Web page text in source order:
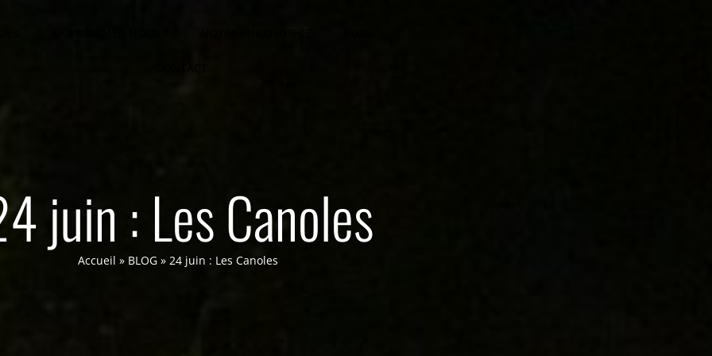
juin : Les Canoles
Accueil » BLOG » 24 juin : Les Canoles